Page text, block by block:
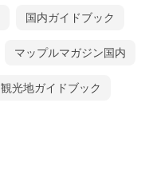
国内ガイドブック
マップルマガジン国内
観光地ガイドブック